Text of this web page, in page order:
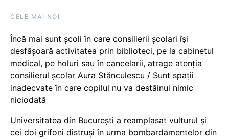
CELE MAI NOI
Încă mai sunt școli în care consilierii școlari își
desfășoară activitatea prin biblioteci, pe la cabinetul
medical, pe holuri sau în cancelarii, atrage atenția
consilierul școlar Aura Stănculescu / Sunt spații
inadecvate în care copilul nu va destăinui nimic
niciodată
Universitatea din București a reamplasat vulturul și
cei doi grifoni distruși în urma bombardamentelor din